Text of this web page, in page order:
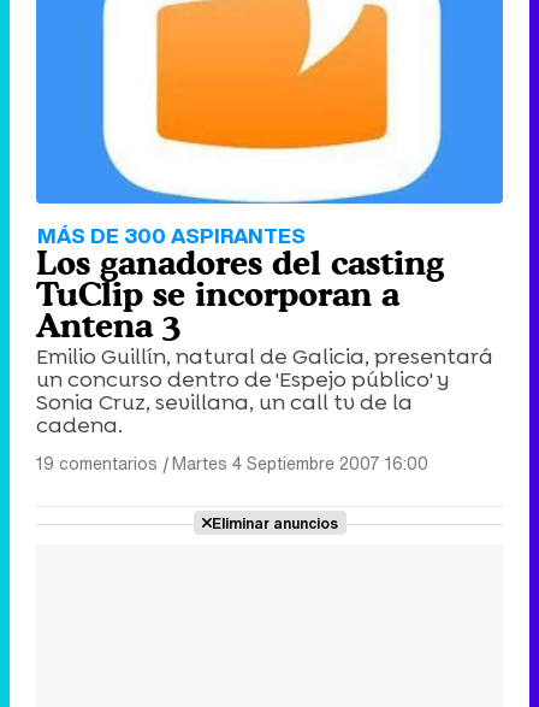
MÁS DE 300 ASPIRANTES
Los ganadores del casting
TuClip se incorporan a
Antena 3
Emilio Guillín, natural de Galicia, presentará
un concurso dentro de 'Espejo público' y
Sonia Cruz, sevillana, un call tv de la
cadena.
19 comentarios |Martes 4 Septiembre 2007 16:00
Eliminar anuncios